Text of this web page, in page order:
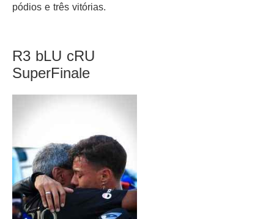
pódios e três vitórias.
R3 bLU cRU
SuperFinale